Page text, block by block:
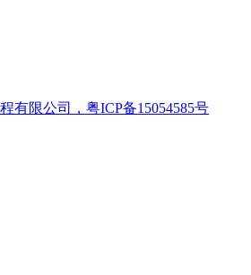
有限公司，粤ICP备15054585号